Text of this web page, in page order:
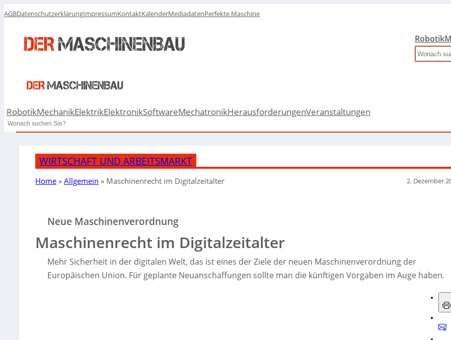
AGBDatenschutzerklärungImpressumKontaktKalenderMediadatenPerfekte Maschine
Robotik
Search
RobotikMechanikElektrikElektronikSoftwareMechatronikHerausforderungenVeranstaltungen
Search
WIRTSCHAFT UND ARBEITSMARKT
Home »Allgemein » Maschinenrecht im Digitalzeitalter 2. Dezember
Neue Maschinenverordnung
Maschinenrecht im Digitalzeitalter
Mehr Sicherheit in der digitalen Welt, das ist eines der Ziele der neuen Maschinenverordnung der
Europäischen Union. Für geplante Neuanschaffungen sollte man die künftigen Vorgaben im Auge haben.